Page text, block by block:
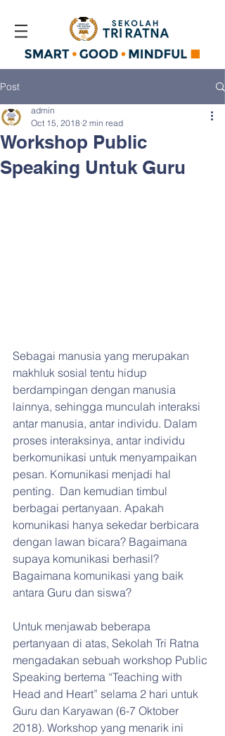
Post
Workshop Public
Speaking Untuk Guru
admin
Oct 15, 2018 2 min read
Sebagai manusia yang merupakan
makhluk sosial tentu hidup
berdampingan dengan manusia
lainnya, sehingga munculah interaksi
antar manusia, antar individu. Dalam
proses interaksinya, antar individu
berkomunikasi untuk menyampaikan
pesan. Komunikasi menjadi hal
penting.  Dan kemudian timbul
berbagai pertanyaan. Apakah
komunikasi hanya sekedar berbicara
dengan lawan bicara? Bagaimana
supaya komunikasi berhasil?
Bagaimana komunikasi yang baik
antara Guru dan siswa?
Untuk menjawab beberapa
pertanyaan di atas, Sekolah Tri Ratna
mengadakan sebuah workshop Public
Speaking bertema “Teaching with
Head and Heart” selama 2 hari untuk
Guru dan Karyawan (6-7 Oktober
2018). Workshop yang menarik ini